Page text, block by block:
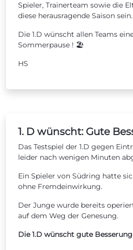
Spieler, Trainerteam sowie die
diese herausragende Saison sein.
Die 1.D wünscht allen Teams
Sommerpause ! 🏖️
HS
1. D wünscht: Gute
Das Testspiel der 1.D gegen
leider nach wenigen Minuten
Ein Spieler von Südring hatte
ohne Fremdeinwirkung.
Der Junge wurde bereits
auf dem Weg der Genesung.
Die 1.D wünscht gute